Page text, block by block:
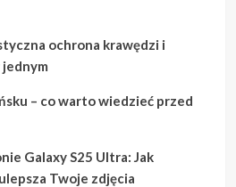
ochrona krawędzi i
– co warto wiedzieć przed
Galaxy S25 Ultra: Jak
Twoje zdjęcia